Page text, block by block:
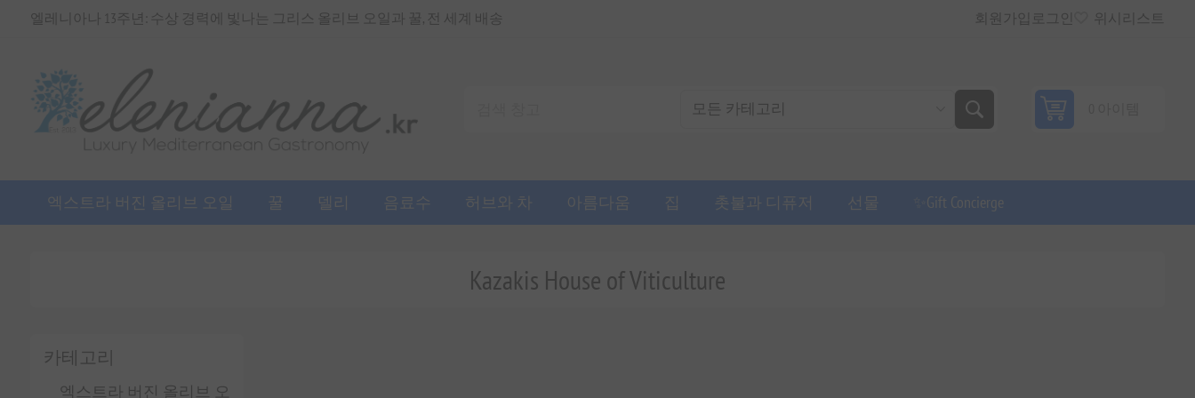
엘레니아나 13주년: 수상 경력에 빛나는 그리스 올리브 오일과 꿀, 전 세계 배송 회원가입 로그인 위시리스트
엑스트라 버진 올리브 오일 꿀 델리 음료수 허브와 차 아름다움 집 촛불과 디퓨저 선물 ✨Gift Concierge
카테고리
엑스트라 버진 올리브 오
Kazakis House of Viticulture